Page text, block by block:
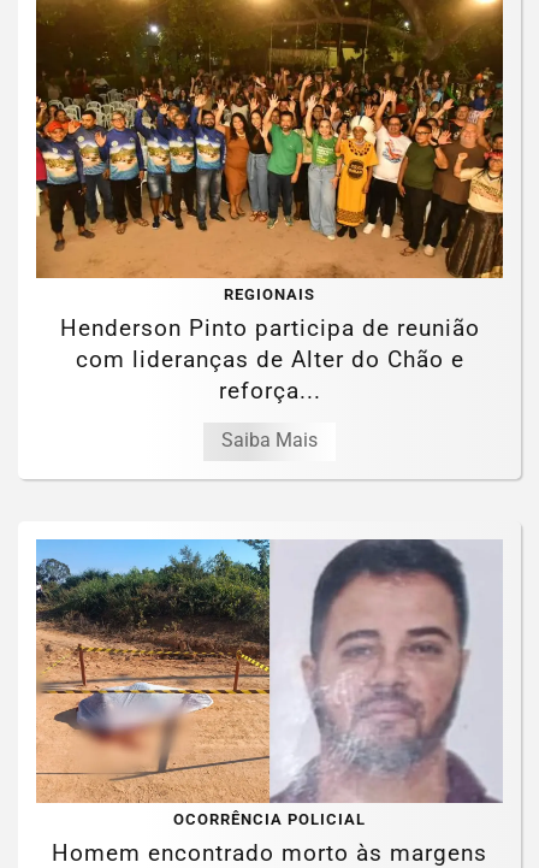
REGIONAIS
Henderson Pinto participa de reunião
com lideranças de Alter do Chão e
reforça...
Saiba Mais
OCORRÊNCIA POLICIAL
Homem encontrado morto às margens